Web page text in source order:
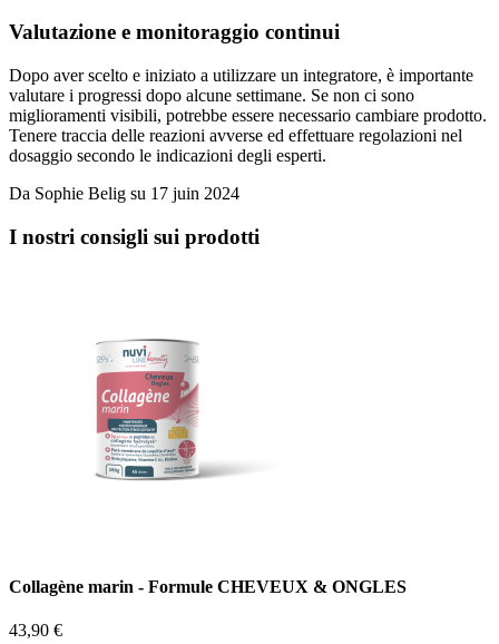
Valutazione e monitoraggio continui
Dopo aver scelto e iniziato a utilizzare un integratore, è importante
valutare i progressi dopo alcune settimane. Se non ci sono
miglioramenti visibili, potrebbe essere necessario cambiare prodotto.
Tenere traccia delle reazioni avverse ed effettuare regolazioni nel
dosaggio secondo le indicazioni degli esperti.
Da Sophie Belig su 17 juin 2024
I nostri consigli sui prodotti
Collagène marin - Formule CHEVEUX & ONGLES
43,90 €